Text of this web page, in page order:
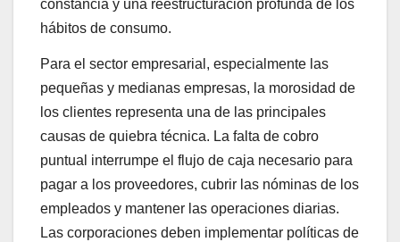
constancia y una reestructuración profunda de los
hábitos de consumo.
Para el sector empresarial, especialmente las
pequeñas y medianas empresas, la morosidad de
los clientes representa una de las principales
causas de quiebra técnica. La falta de cobro
puntual interrumpe el flujo de caja necesario para
pagar a los proveedores, cubrir las nóminas de los
empleados y mantener las operaciones diarias.
Las corporaciones deben implementar políticas de